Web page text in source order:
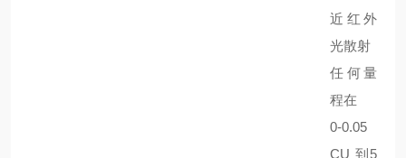
近红外
光散射
任何量
程在
0-0.05
CU 到5